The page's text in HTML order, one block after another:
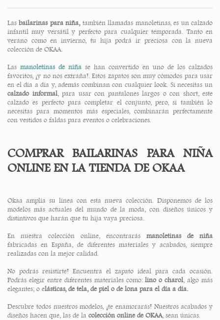
Las bailarinas para niña, también llamadas manoletinas, es un calzado
infantil muy versátil y perfecto para cualquier temporada. Tanto en
verano como en invierno, tu hija podrá ir preciosa con la nueva
colección de OKAA.
Las manoletinas de niña se han convertido en uno de los calzados
favoritos, ¡y no nos extraña!. Estos zapatos son muy cómodos para usar
en el día a día y, además combinan con cualquier look. Si necesitas un
calzado informal, para usar con pantalones largos o con short, este
calzado es perfecto para completar el conjunto, pero, si también lo
necesitas para momentos más especiales, combinarán perfectamente
con vestidos o faldas para eventos o celebraciones.
COMPRAR BAILARINAS PARA NIÑA
ONLINE EN LA TIENDA DE OKAA
Okaa amplía su línea con esta nueva colección. Disponemos de los
modelos más actuales del mundo de la moda, con diseños únicos y
distintivos que harán que tu hija vaya preciosa.
En nuestra colección online, encontrarás manoletinas de niña
fabricadas en España, de diferentes materiales y acabados, siempre
realizadas con la mejor calidad.
No podrás resistirte! Encuentra el zapato ideal para cada ocasión.
Podrás elegir entre diferentes materiales como:lino o charol , algo más
elegantes; o elásticas, de tela, de piel o de lona para el día a día.
Descubre todos nuestros modelos, ¡te enamorarás! Nuestros acabados y
diseños hacen que, las de la colección online de OKAA, sean únicas.